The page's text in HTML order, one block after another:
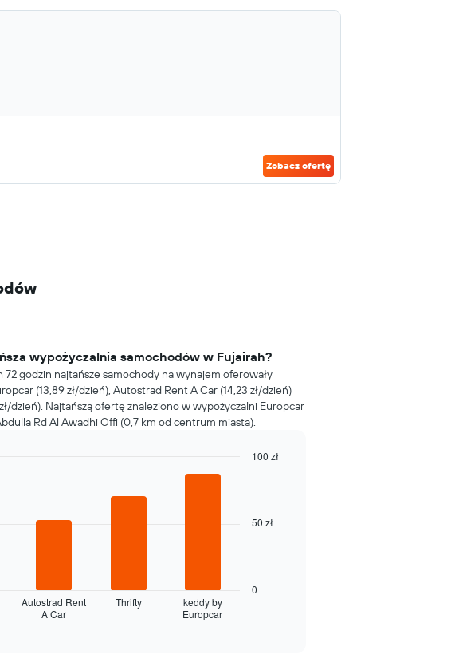
Zobacz ofertę
wypożyczalnia samochodów w Fujairah?
godzin najtańsze samochody na wynajem oferowały
(13,89 zł/dzień), Autostrad Rent A Car (14,23 zł/dzień)
dzień). Najtańszą ofertę znaleziono w wypożyczalni Europcar
Rd Al Awadhi Offi (0,7 km od centrum miasta).
Autostrad Rent
A Car
Thrifty
keddy by
Europcar
0
50 zł
100 zł